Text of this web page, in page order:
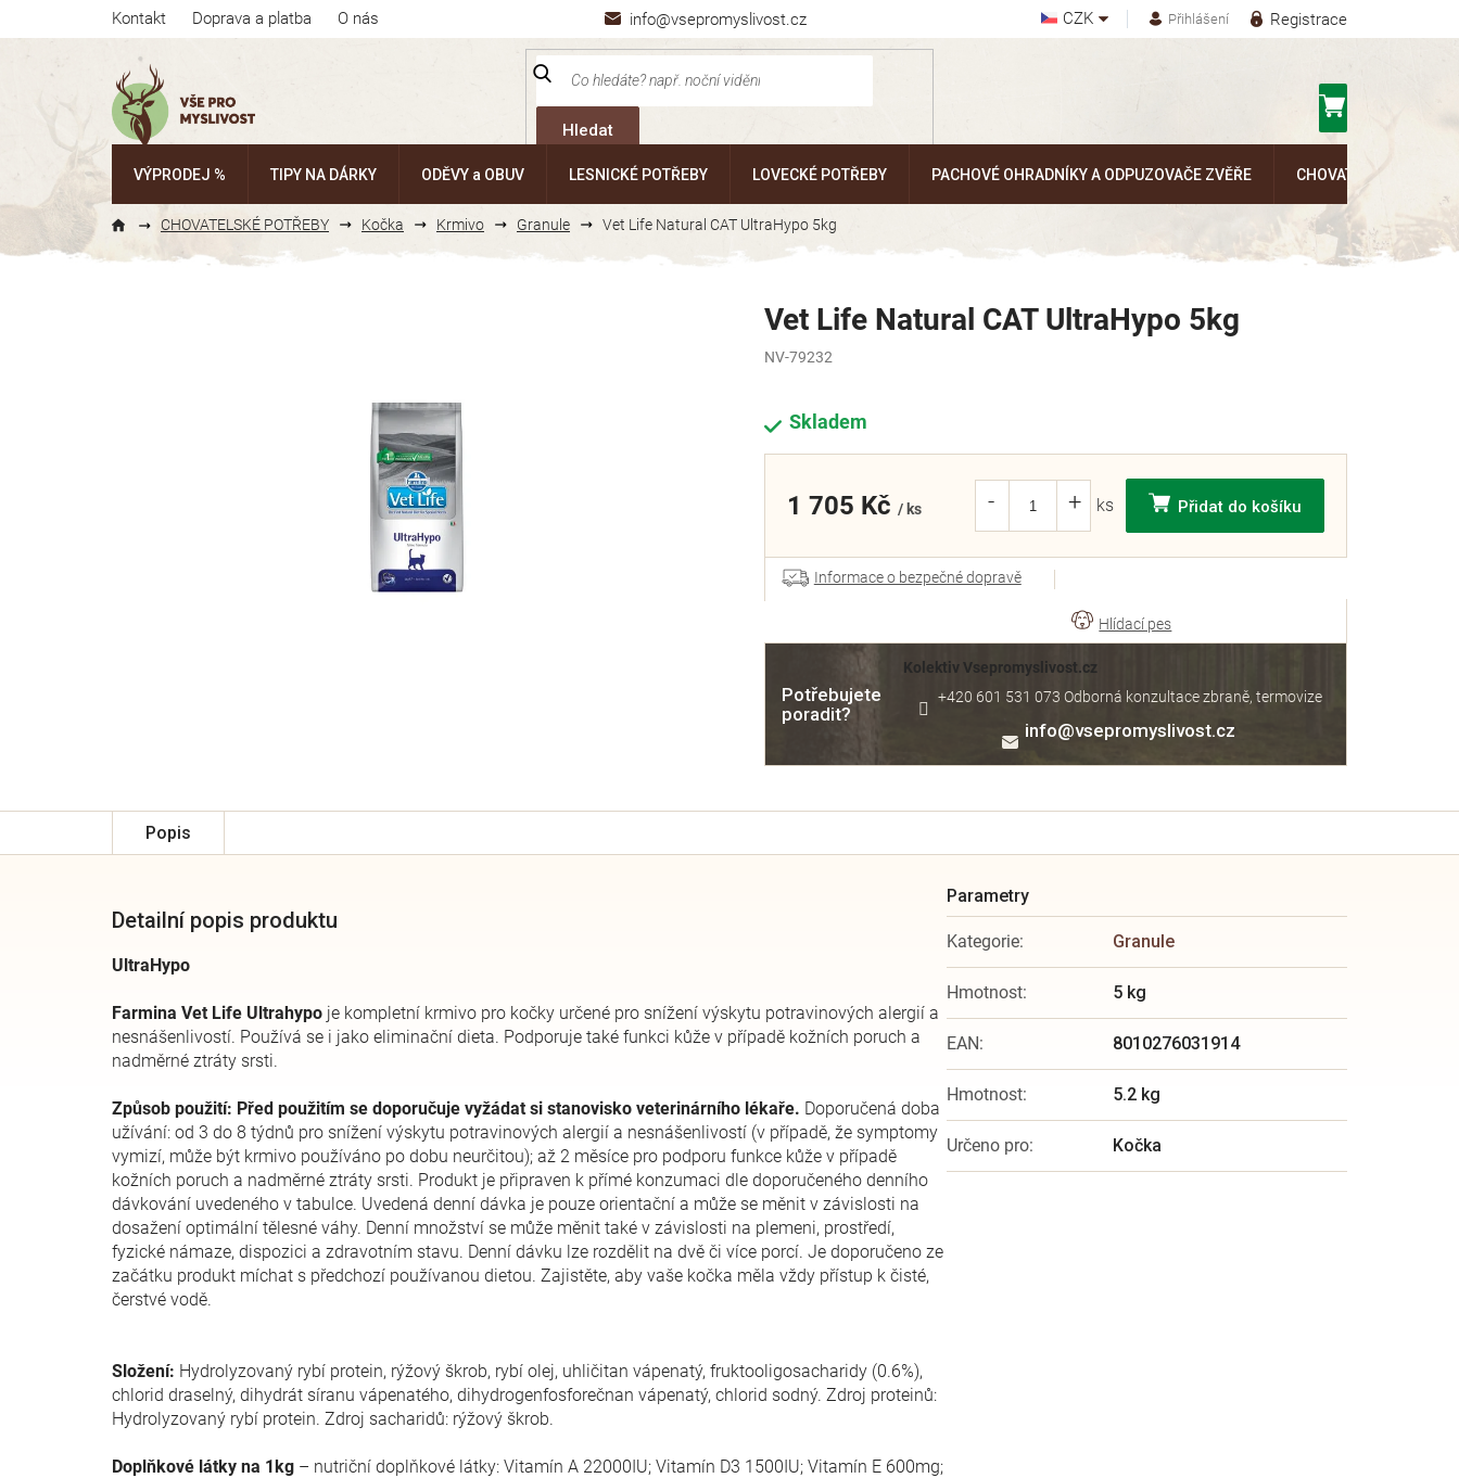
info@vsepromyslivost.cz
Kontakt Doprava a platba O nás CZK Registrace
Přihlášení
Hledat
VÝPRODEJ % TIPY NA DÁRKY ODĚVY a OBUV LESNICKÉ POTŘEBY LOVECKÉ POTŘEBY PACHOVÉ OHRADNÍKY A ODPUZOVAČE ZVĚŘE CHOVATELSKÉ
CHOVATELSKÉ POTŘEBY Kočka Krmivo Granule Vet Life Natural CAT UltraHypo 5kg
Skladem
1 705 Kč / ks Přidat do košíku
Vet Life Natural CAT UltraHypo 5kg
NV-79232
Informace o bezpečné dopravě
Potřebujete
poradit?
Kolektiv Vsepromyslivost.cz
info@vsepromyslivost.cz
+420 601 531 073 Odborná konzultace zbraně, termovize
Popis
Detailní popis produktu
UltraHypo
Farmina Vet Life Ultrahypo je kompletní krmivo pro kočky určené pro snížení výskytu potravinových alergií a
nesnášenlivostí. Používá se i jako eliminační dieta. Podporuje také funkci kůže v případě kožních poruch a
nadměrné ztráty srsti.
Způsob použití: Před použitím se doporučuje vyžádat si stanovisko veterinárního lékaře. Doporučená doba
užívání: od 3 do 8 týdnů pro snížení výskytu potravinových alergií a nesnášenlivostí (v případě, že symptomy
vymizí, může být krmivo používáno po dobu neurčitou); až 2 měsíce pro podporu funkce kůže v případě
kožních poruch a nadměrné ztráty srsti. Produkt je připraven k přímé konzumaci dle doporučeného denního
dávkování uvedeného v tabulce. Uvedená denní dávka je pouze orientační a může se měnit v závislosti na
dosažení optimální tělesné váhy. Denní množství se může měnit také v závislosti na plemeni, prostředí,
fyzické námaze, dispozici a zdravotním stavu. Denní dávku lze rozdělit na dvě či více porcí. Je doporučeno ze
začátku produkt míchat s předchozí používanou dietou. Zajistěte, aby vaše kočka měla vždy přístup k čisté,
čerstvé vodě.
Složení: Hydrolyzovaný rybí protein, rýžový škrob, rybí olej, uhličitan vápenatý, fruktooligosacharidy (0.6%),
chlorid draselný, dihydrát síranu vápenatého, dihydrogenfosforečnan vápenatý, chlorid sodný. Zdroj proteinů:
Hydrolyzovaný rybí protein. Zdroj sacharidů: rýžový škrob.
Doplňkové látky na 1kg – nutriční doplňkové látky: Vitamín A 22000IU; Vitamín D3 1500IU; Vitamín E 600mg;
Kategorie: Granule
Hmotnost: 5 kg
EAN: 8010276031914
Hmotnost: 5.2 kg
Určeno pro: Kočka